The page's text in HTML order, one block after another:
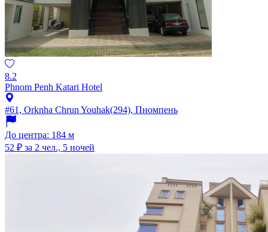
8.2
Phnom Penh Katari Hotel
#61, Orknha Chrun Youhak(294), Пномпень
До центра: 184 м
52 ₽ за 2 чел., 5 ночей